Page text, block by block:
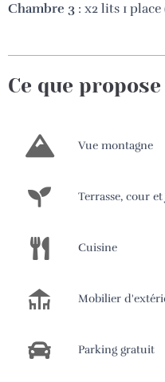
Chambre 3 : x2 lits 1
Ce que
Vue montagne
Terrasse, cour
Cuisine
Mobilier
Parking gratuit